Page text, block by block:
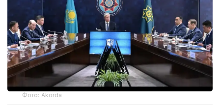
Фото: Akorda